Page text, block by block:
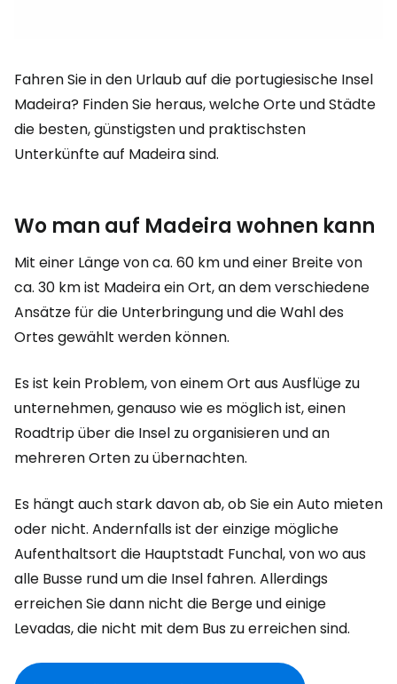
Fahren Sie in den Urlaub auf die portugiesische Insel
Madeira? Finden Sie heraus, welche Orte und Städte
die besten, günstigsten und praktischsten
Unterkünfte auf Madeira sind.
Wo man auf Madeira wohnen kann
Mit einer Länge von ca. 60 km und einer Breite von
ca. 30 km ist Madeira ein Ort, an dem verschiedene
Ansätze für die Unterbringung und die Wahl des
Ortes gewählt werden können.
Es ist kein Problem, von einem Ort aus Ausflüge zu
unternehmen, genauso wie es möglich ist, einen
Roadtrip über die Insel zu organisieren und an
mehreren Orten zu übernachten.
Es hängt auch stark davon ab, ob Sie ein Auto mieten
oder nicht. Andernfalls ist der einzige mögliche
Aufenthaltsort die Hauptstadt Funchal, von wo aus
alle Busse rund um die Insel fahren. Allerdings
erreichen Sie dann nicht die Berge und einige
Levadas, die nicht mit dem Bus zu erreichen sind.